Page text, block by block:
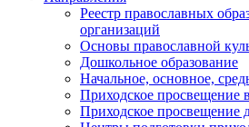
Реестр православных
организаций
Основы православной
Дошкольное образование
Начальное, основное,
Приходское просвещение
Приходское просвещение